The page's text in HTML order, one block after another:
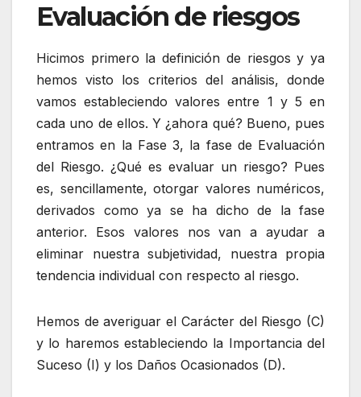
Evaluación de riesgos
Hicimos primero la definición de riesgos y ya
hemos visto los criterios del análisis, donde
vamos estableciendo valores entre 1 y 5 en
cada uno de ellos. Y ¿ahora qué? Bueno, pues
entramos en la Fase 3, la fase de Evaluación
del Riesgo. ¿Qué es evaluar un riesgo? Pues
es, sencillamente, otorgar valores numéricos,
derivados como ya se ha dicho de la fase
anterior. Esos valores nos van a ayudar a
eliminar nuestra subjetividad, nuestra propia
tendencia individual con respecto al riesgo.
Hemos de averiguar el Carácter del Riesgo (C)
y lo haremos estableciendo la Importancia del
Suceso (I) y los Daños Ocasionados (D).